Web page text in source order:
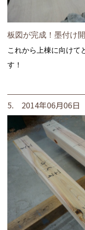
板図が完成！墨付け開
これから上棟に向けて
す！
5. 2014年06月06日